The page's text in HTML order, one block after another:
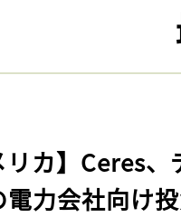
リカ】Ceres
電力会社向け